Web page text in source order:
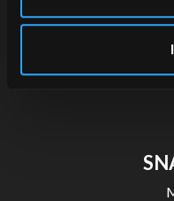
Org nr.: